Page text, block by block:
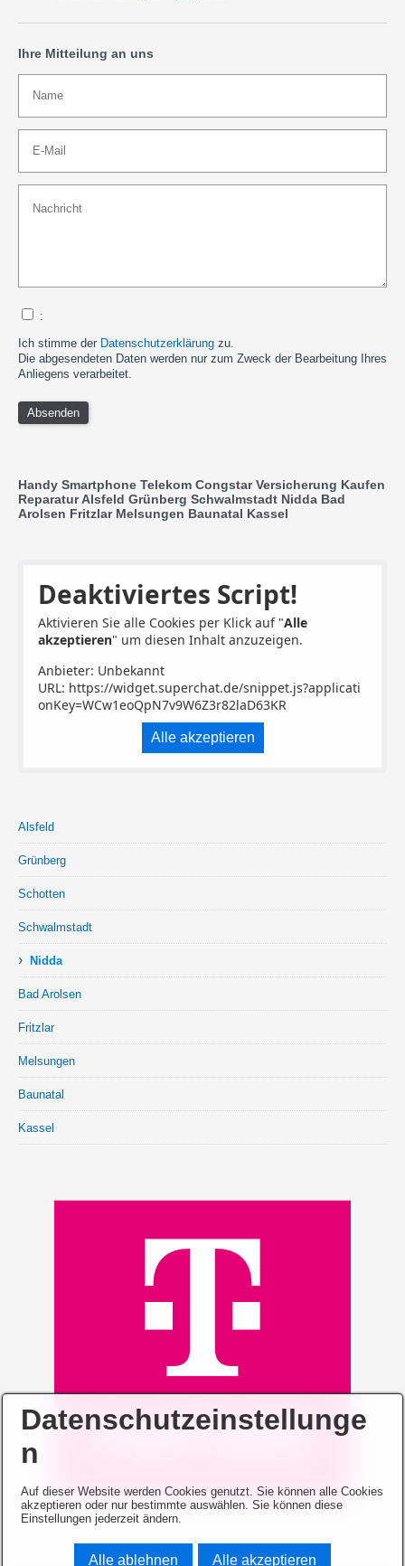
Ihre Mitteilung an uns
:
Ich stimme der Datenschutzerklärung zu.
Die abgesendeten Daten werden nur zum Zweck der Bearbeitung Ihres
Anliegens verarbeitet.
Handy Smartphone Telekom Congstar Versicherung Kaufen
Reparatur Alsfeld Grünberg Schwalmstadt Nidda Bad
Arolsen Fritzlar Melsungen Baunatal Kassel
Deaktiviertes Script!
Aktivieren Sie alle Cookies per Klick auf "Alle
akzeptieren" um diesen Inhalt anzuzeigen.
Anbieter: Unbekannt
URL: https://widget.superchat.de/snippet.js?applicati
onKey=WCw1eoQpN7v9W6Z3r82laD63KR
Alle akzeptieren
Alsfeld
Grünberg
Schotten
Schwalmstadt
› Nidda
Bad Arolsen
Fritzlar
Melsungen
Baunatal
Kassel
Datenschutzeinstellunge
n
Auf dieser Website werden Cookies genutzt. Sie können alle Cookies
akzeptieren oder nur bestimmte auswählen. Sie können diese
Einstellungen jederzeit ändern.
Alle ablehnen Alle akzeptieren